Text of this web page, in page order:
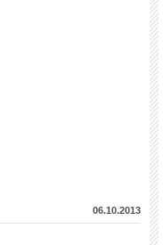
06.10.2013